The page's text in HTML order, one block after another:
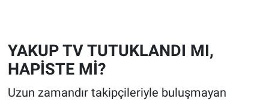
YAKUP TV TUTUKLANDI MI,
HAPİSTE Mİ?
Uzun zamandır takipçileriyle buluşmayan